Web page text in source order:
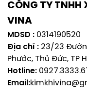
CÔNG TY TNHH
VINA
MDSD : 0314190520
Địa chỉ : 23/23
Phước, Thủ Đức, TP
Hotline:
Email: